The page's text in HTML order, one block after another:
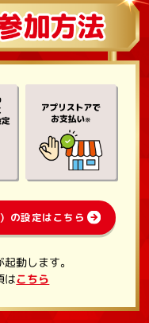
の設定はこちら
動します。
はこちら